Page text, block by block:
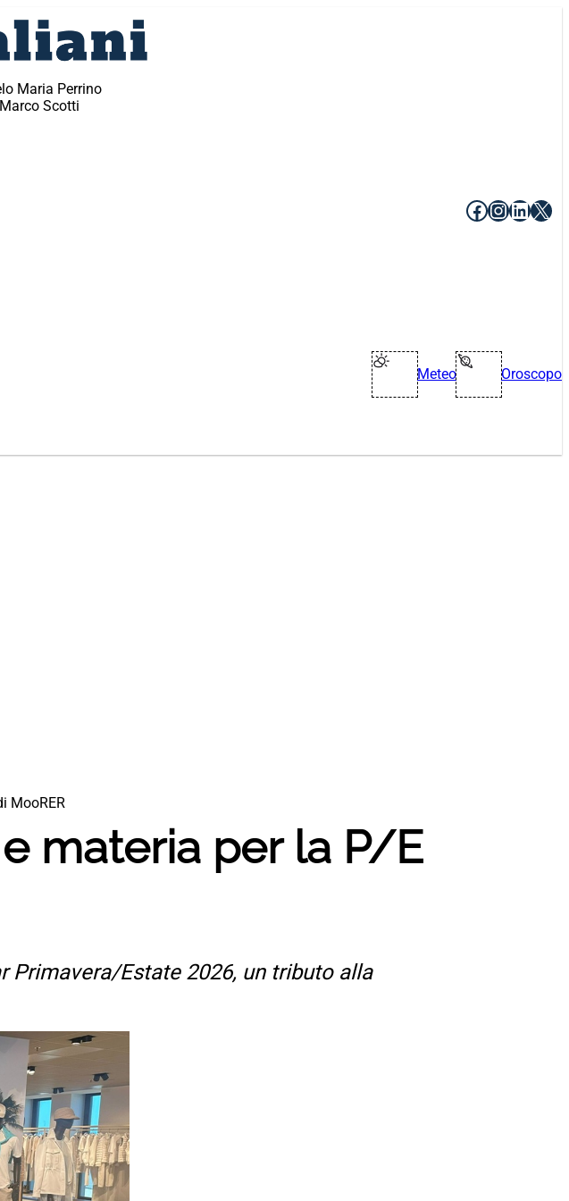
Maria Perrino
Scotti
Facebook
X
Meteo Oroscopo
MooRER
materia per la P/E
Primavera/Estate 2026, un tributo alla